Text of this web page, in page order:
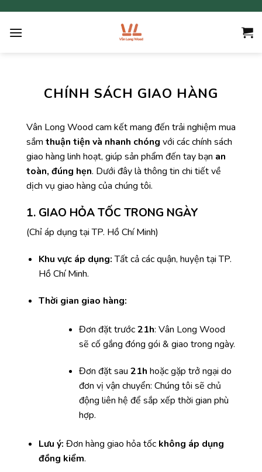
content
CHÍNH SÁCH GIAO HÀNG
Vân Long Wood cam kết mang đến trải nghiệm mua
sắm thuận tiện và nhanh chóng với các chính sách
giao hàng linh hoạt, giúp sản phẩm đến tay bạn an
toàn, đúng hẹn. Dưới đây là thông tin chi tiết về
dịch vụ giao hàng của chúng tôi.
1. GIAO HỎA TỐC TRONG NGÀY
(Chỉ áp dụng tại TP. Hồ Chí Minh)
Khu vực áp dụng:Tất cả các quận, huyện tại TP.
Hồ Chí Minh.
Thời gian giao hàng:
Đơn đặt trước21h: Vân Long Wood
sẽ cố gắng đóng gói & giao trong ngày.
Đơn đặt sau 21h hoặc gặp trở ngại do
đơn vị vận chuyển: Chúng tôi sẽ chủ
động liên hệ để sắp xếp thời gian phù
hợp.
Lưu ý: Đơn hàng giao hỏa tốc không áp dụng
đồng kiểm.